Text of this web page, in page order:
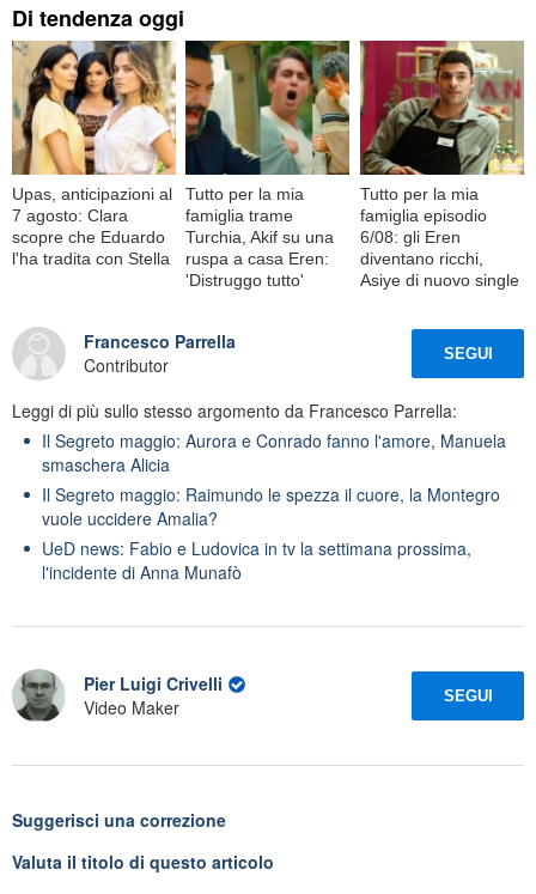
Di tendenza oggi
Upas, anticipazioni al
7 agosto: Clara
scopre che Eduardo
l'ha tradita con Stella
Tutto per la mia
famiglia trame
Turchia, Akif su una
ruspa a casa Eren:
'Distruggo tutto'
Tutto per la mia
famiglia episodio
6/08: gli Eren
diventano ricchi,
Asiye di nuovo single
Francesco Parrella
Contributor
SEGUI
Leggi di più sullo stesso argomento da Francesco Parrella:
Il Segreto maggio: Aurora e Conrado fanno l'amore, Manuela
smaschera Alicia
Il Segreto maggio: Raimundo le spezza il cuore, la Montegro
vuole uccidere Amalia?
UeD news: Fabio e Ludovica in tv la settimana prossima,
l'incidente di Anna Munafò
Pier Luigi Crivelli
Video Maker
SEGUI
Suggerisci una correzione
Valuta il titolo di questo articolo